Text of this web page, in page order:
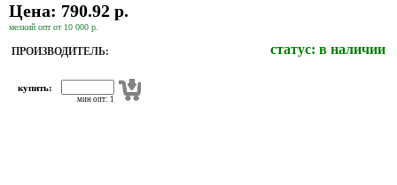
Цена: 790.92 р.
мелкий опт от 10 000 р.
ПРОИЗВОДИТЕЛЬ: статус: в наличии
купить:
мин опт: 1